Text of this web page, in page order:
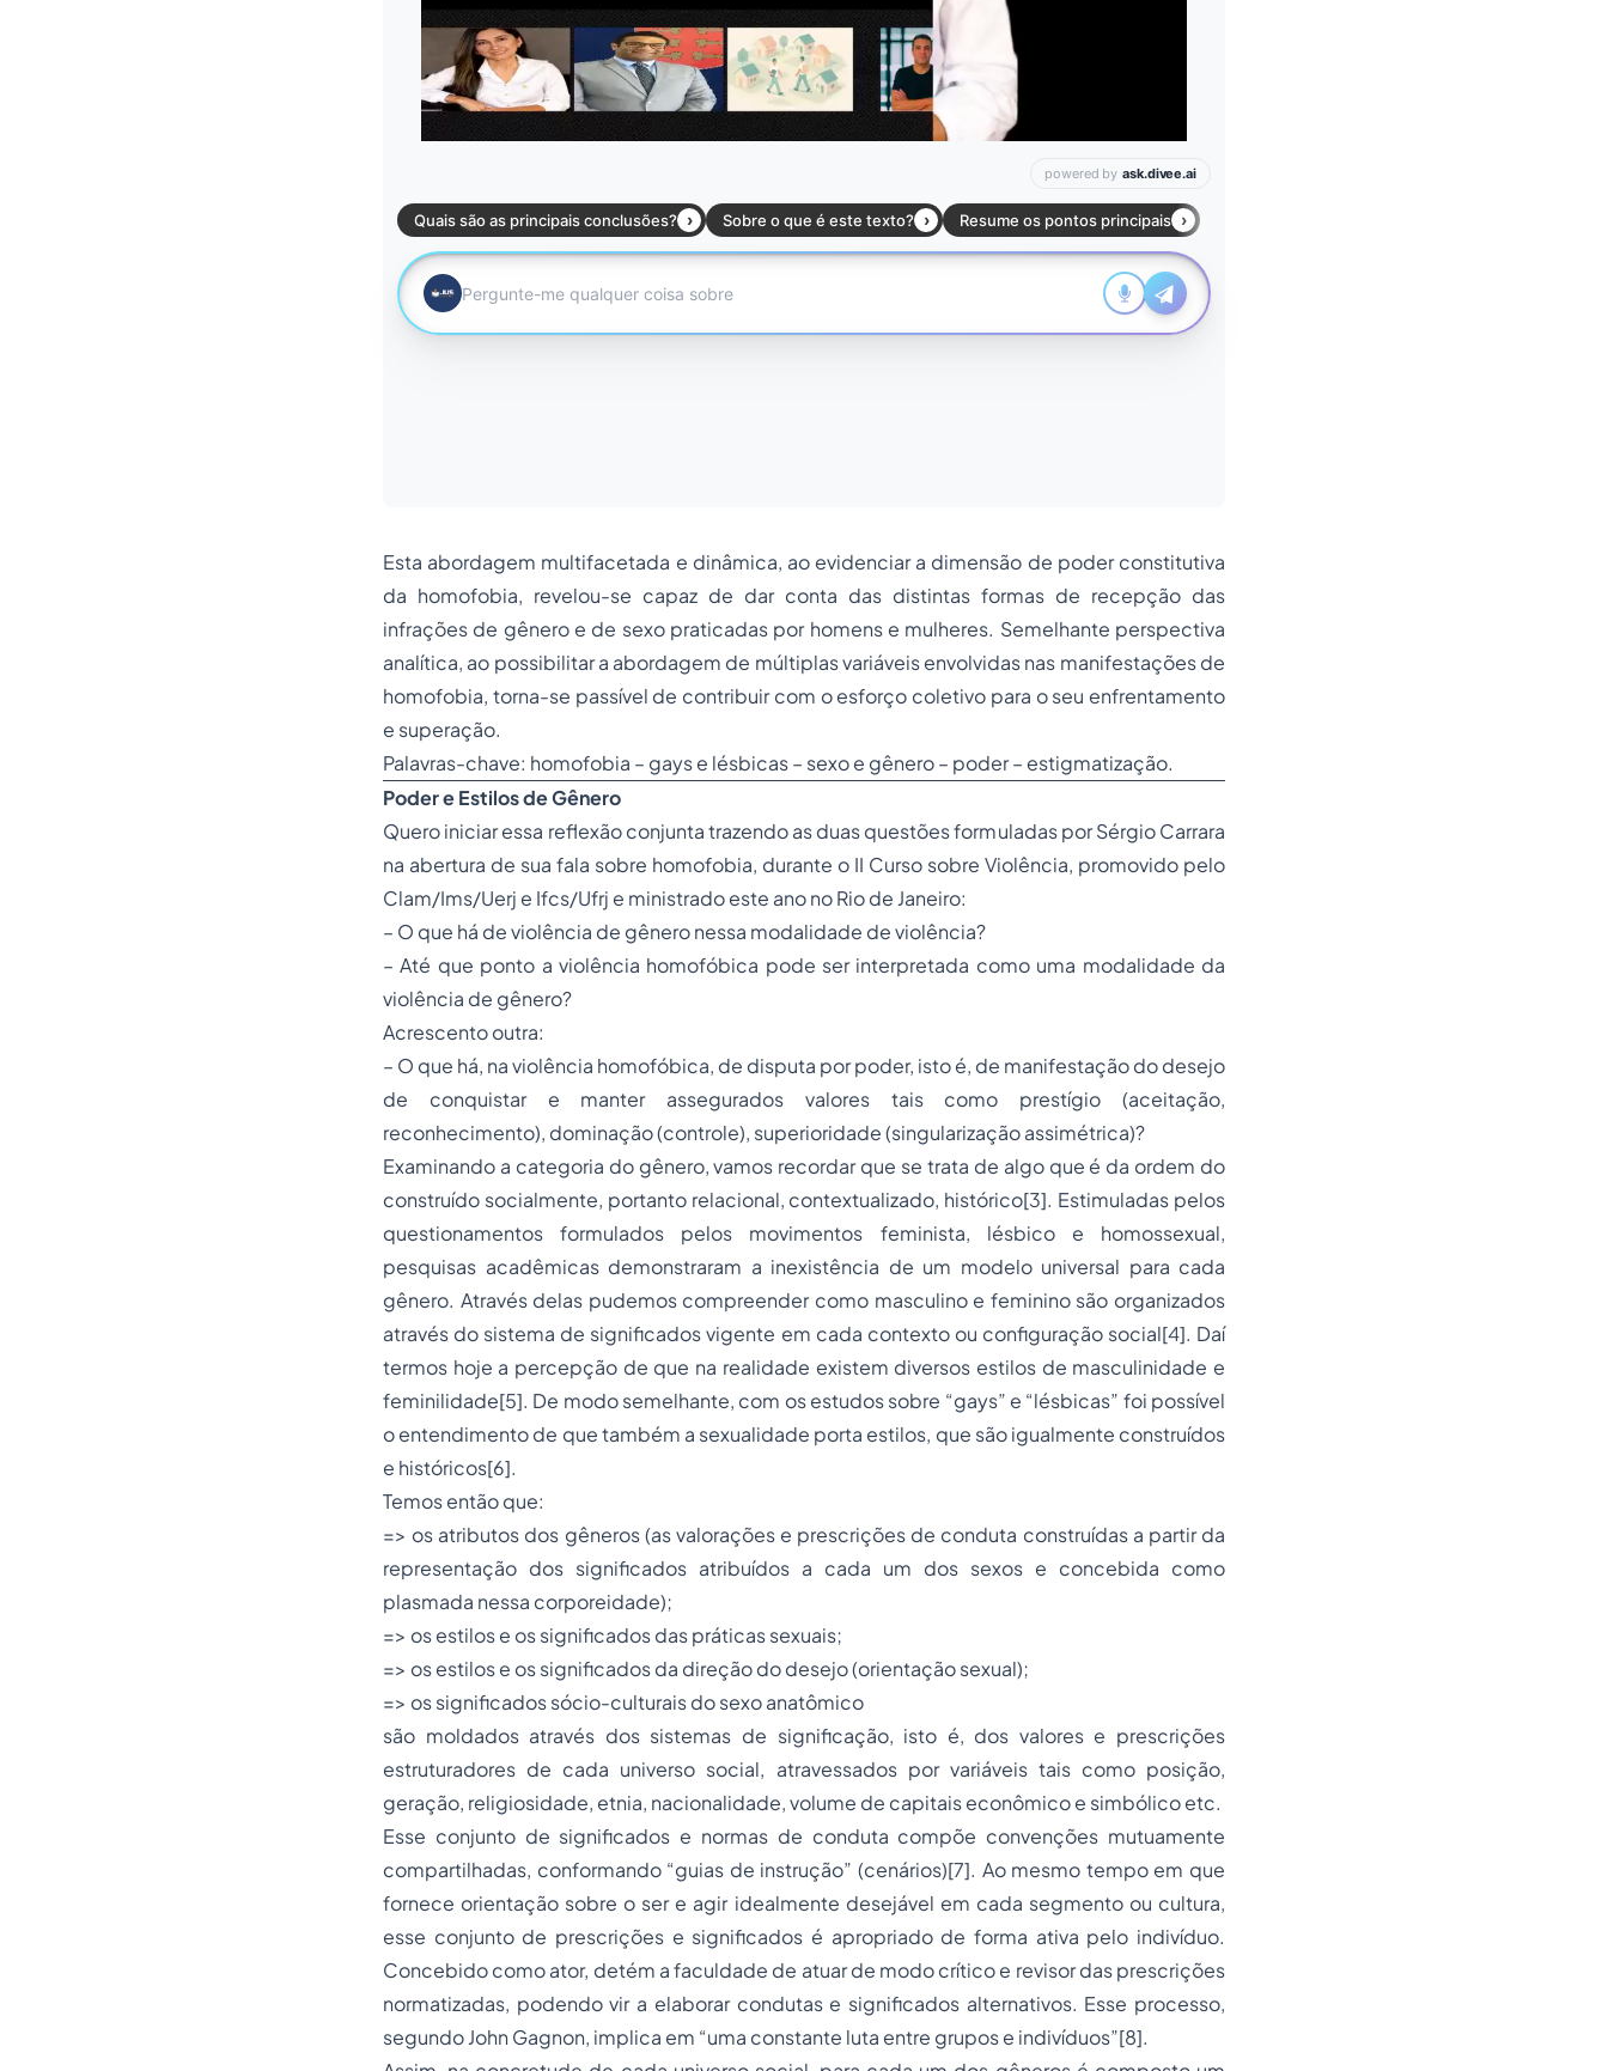
Esta abordagem multifacetada e dinâmica, ao evidenciar a dimensão de poder constitutiva
da homofobia, revelou-se capaz de dar conta das distintas formas de recepção das
infrações de gênero e de sexo praticadas por homens e mulheres. Semelhante perspectiva
analítica, ao possibilitar a abordagem de múltiplas variáveis envolvidas nas manifestações de
homofobia, torna-se passível de contribuir com o esforço coletivo para o seu enfrentamento
e superação.
Palavras-chave: homofobia – gays e lésbicas – sexo e gênero – poder – estigmatização.
Poder e Estilos de Gênero
Quero iniciar essa reflexão conjunta trazendo as duas questões formuladas por Sérgio Carrara
na abertura de sua fala sobre homofobia, durante o II Curso sobre Violência, promovido pelo
Clam/Ims/Uerj e Ifcs/Ufrj e ministrado este ano no Rio de Janeiro:
– O que há de violência de gênero nessa modalidade de violência?
– Até que ponto a violência homofóbica pode ser interpretada como uma modalidade da
violência de gênero?
Acrescento outra:
– O que há, na violência homofóbica, de disputa por poder, isto é, de manifestação do desejo
de conquistar e manter assegurados valores tais como prestígio (aceitação,
reconhecimento), dominação (controle), superioridade (singularização assimétrica)?
Examinando a categoria do gênero, vamos recordar que se trata de algo que é da ordem do
construído socialmente, portanto relacional, contextualizado, histórico[3]. Estimuladas pelos
questionamentos formulados pelos movimentos feminista, lésbico e homossexual,
pesquisas acadêmicas demonstraram a inexistência de um modelo universal para cada
gênero. Através delas pudemos compreender como masculino e feminino são organizados
através do sistema de significados vigente em cada contexto ou configuração social[4]. Daí
termos hoje a percepção de que na realidade existem diversos estilos de masculinidade e
feminilidade[5]. De modo semelhante, com os estudos sobre “gays” e “lésbicas” foi possível
o entendimento de que também a sexualidade porta estilos, que são igualmente construídos
e históricos[6].
Temos então que:
=> os atributos dos gêneros (as valorações e prescrições de conduta construídas a partir da
representação dos significados atribuídos a cada um dos sexos e concebida como
plasmada nessa corporeidade);
=> os estilos e os significados das práticas sexuais;
=> os estilos e os significados da direção do desejo (orientação sexual);
=> os significados sócio-culturais do sexo anatômico
são moldados através dos sistemas de significação, isto é, dos valores e prescrições
estruturadores de cada universo social, atravessados por variáveis tais como posição,
geração, religiosidade, etnia, nacionalidade, volume de capitais econômico e simbólico etc.
Esse conjunto de significados e normas de conduta compõe convenções mutuamente
compartilhadas, conformando “guias de instrução” (cenários)[7]. Ao mesmo tempo em que
fornece orientação sobre o ser e agir idealmente desejável em cada segmento ou cultura,
esse conjunto de prescrições e significados é apropriado de forma ativa pelo indivíduo.
Concebido como ator, detém a faculdade de atuar de modo crítico e revisor das prescrições
normatizadas, podendo vir a elaborar condutas e significados alternativos. Esse processo,
segundo John Gagnon, implica em “uma constante luta entre grupos e indivíduos”[8].